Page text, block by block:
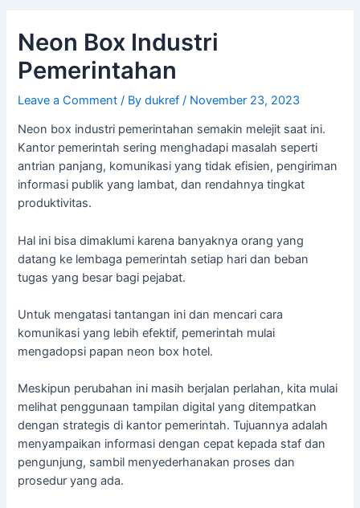
Neon Box Industri
Pemerintahan
Leave a Comment / Bydukref/ November 23, 2023
Neon box industri pemerintahan semakin melejit saat ini.
Kantor pemerintah sering menghadapi masalah seperti
antrian panjang, komunikasi yang tidak efisien, pengiriman
informasi publik yang lambat, dan rendahnya tingkat
produktivitas.
Hal ini bisa dimaklumi karena banyaknya orang yang
datang ke lembaga pemerintah setiap hari dan beban
tugas yang besar bagi pejabat.
Untuk mengatasi tantangan ini dan mencari cara
komunikasi yang lebih efektif, pemerintah mulai
mengadopsi papan neon box hotel.
Meskipun perubahan ini masih berjalan perlahan, kita mulai
melihat penggunaan tampilan digital yang ditempatkan
dengan strategis di kantor pemerintah. Tujuannya adalah
menyampaikan informasi dengan cepat kepada staf dan
pengunjung, sambil menyederhanakan proses dan
prosedur yang ada.